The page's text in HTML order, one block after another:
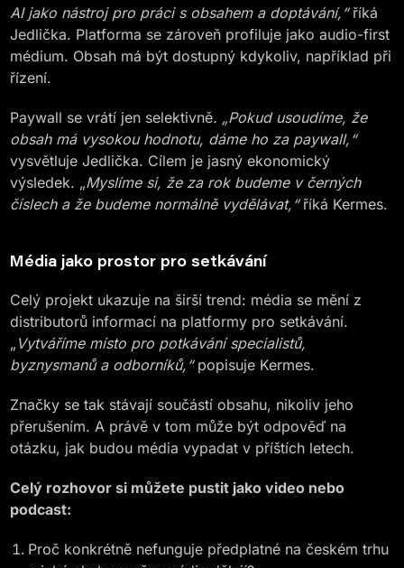
AI jako nástroj pro práci s obsahem a doptávání,“říká
Jedlička. Platforma se zároveň profiluje jako audio-first
médium. Obsah má být dostupný kdykoliv, například při
řízení.
Paywall se vrátí jen selektivně. „Pokud usoudíme, že
obsah má vysokou hodnotu, dáme ho za paywall,“
vysvětluje Jedlička. Cílem je jasný ekonomický
výsledek. „Myslíme si, že za rok budeme v černých
číslech a že budeme normálně vydělávat,“říká Kermes.
Média jako prostor pro setkávání
Celý projekt ukazuje na širší trend: média se mění z
distributorů informací na platformy pro setkávání.
„ Vytváříme místo pro potkávání specialistů,
byznysmanů a odborníků,“popisuje Kermes.
Značky se tak stávají součástí obsahu, nikoliv jeho
přerušením. A právě v tom může být odpověď na
otázku, jak budou média vypadat v příštích letech.
Celý rozhovor si můžete pustit jako video nebo
podcast:
Proč konkrétně nefunguje předplatné na českém trhu